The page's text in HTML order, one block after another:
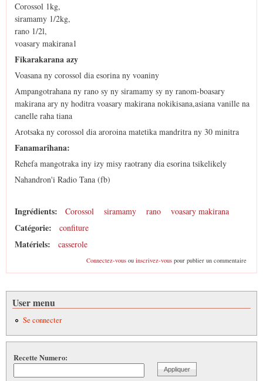
Corossol 1kg,
siramamy 1/2kg,
rano 1/2l,
voasary makirana1
Fikarakarana azy
Voasana ny corossol dia esorina ny voaniny
Ampangotrahana ny rano sy ny siramamy sy ny ranom-boasary
makirana ary ny hoditra voasary makirana nokikisana,asiana vanille na
canelle raha tiana
Arotsaka ny corossol dia aroroina matetika mandritra ny 30 minitra
Fanamarihana:
Rehefa mangotraka iny izy misy raotrany dia esorina tsikelikely
Nahandron'i Radio Tana (fb)
Ingrédients: Corossol siramamy rano voasary makirana
Catégorie: confiture
Matériels: casserole
Connectez-vousou inscrivez-vouspour publier un commentaire
User menu
Se connecter
Recette Numero: